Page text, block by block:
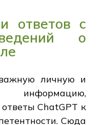
ответов с
о
личную и
информацию,
ChatGPT к
Сюда